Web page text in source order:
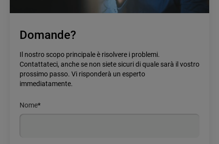
Domande?
Il nostro scopo principale è risolvere i problemi.
Contattateci, anche se non siete sicuri di quale sarà il vostro
prossimo passo. Vi risponderà un esperto
immediatamente.
*
Nome